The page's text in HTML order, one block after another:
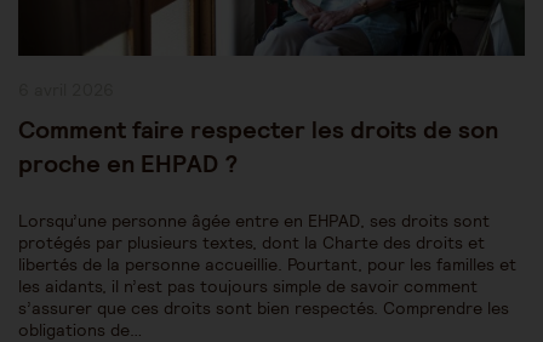
Comment faire respecter les droits de son
proche en EHPAD ?
Lorsqu’une personne âgée entre en EHPAD, ses droits sont
protégés par plusieurs textes, dont la Charte des droits et
libertés de la personne accueillie. Pourtant, pour les familles et
les aidants, il n’est pas toujours simple de savoir comment
s’assurer que ces droits sont bien respectés. Comprendre les
obligations de…